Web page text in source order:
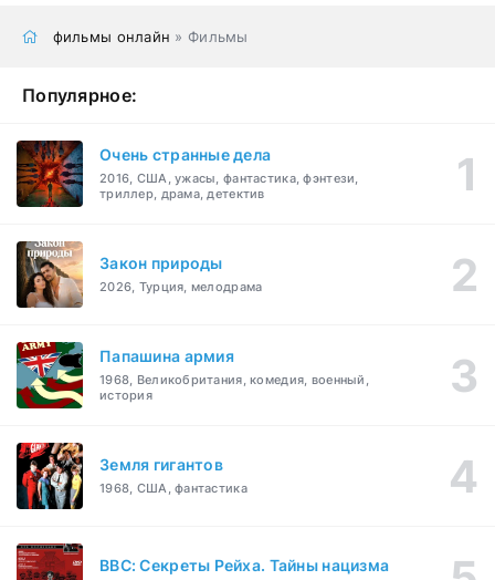
фильмы онлайн » Фильмы
Популярное:
Очень странные дела
2016, США, ужасы, фантастика, фэнтези,
триллер, драма, детектив
Закон природы
2026, Турция, мелодрама
Папашина армия
1968, Великобритания, комедия, военный,
история
Земля гигантов
1968, США, фантастика
BBC: Секреты Рейха. Тайны нацизма